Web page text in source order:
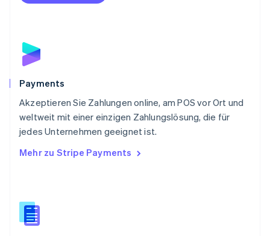
Payments
Akzeptieren Sie Zahlungen online, am POS vor Ort und
weltweit mit einer einzigen Zahlungslösung, die für
jedes Unternehmen geeignet ist.
Mehr zu Stripe Payments
Portugal
Schweden
Schweiz
Singapur
English简体中文
Slowakei
Slowenien
English
Spanien